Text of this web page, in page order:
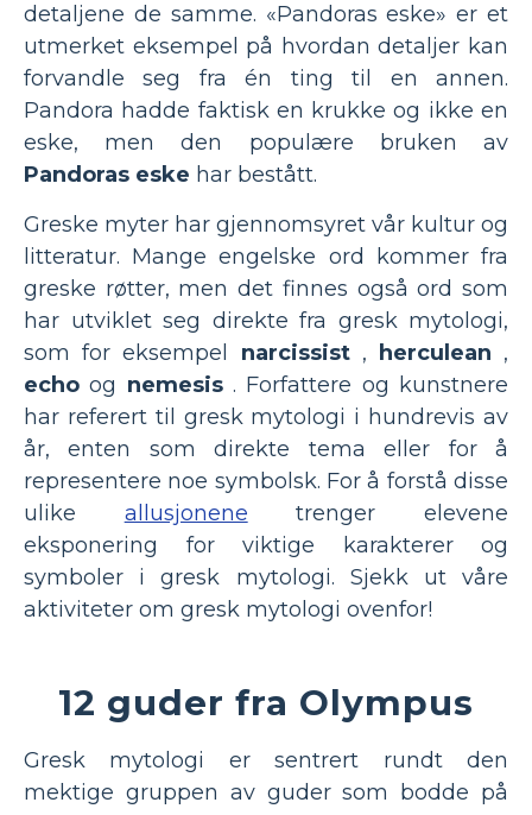
detaljene de samme. «Pandoras eske» er et
utmerket eksempel på hvordan detaljer kan
forvandle seg fra én ting til en annen.
Pandora hadde faktisk en krukke og ikke en
eske, men den populære bruken av
Pandoras eske har bestått.
Greske myter har gjennomsyret vår kultur og
litteratur. Mange engelske ord kommer fra
greske røtter, men det finnes også ord som
har utviklet seg direkte fra gresk mytologi,
som for eksempel narcissist, herculean ,
echo og nemesis. Forfattere og kunstnere
har referert til gresk mytologi i hundrevis av
år, enten som direkte tema eller for å
representere noe symbolsk. For å forstå disse
ulike allusjonene trenger elevene
eksponering for viktige karakterer og
symboler i gresk mytologi. Sjekk ut våre
aktiviteter om gresk mytologi ovenfor!
12 guder fra Olympus
Gresk mytologi er sentrert rundt den
mektige gruppen av guder som bodde på